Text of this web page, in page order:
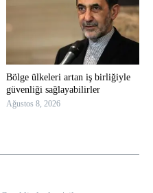
Bölge ülkeleri artan iş birliğiyle
güvenliği sağlayabilirler
Ağustos 8, 2026